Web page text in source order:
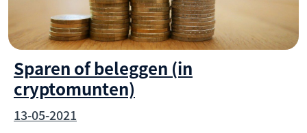
Sparen of beleggen (in
cryptomunten)
13-05-2021